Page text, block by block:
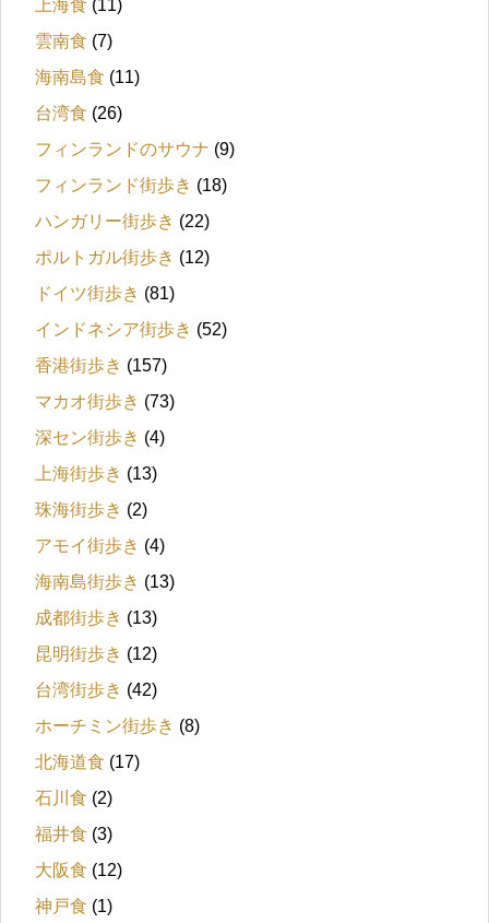
上海食 (11)
雲南食 (7)
海南島食 (11)
台湾食 (26)
フィンランドのサウナ (9)
フィンランド街歩き (18)
ハンガリー街歩き (22)
ポルトガル街歩き (12)
ドイツ街歩き (81)
インドネシア街歩き (52)
香港街歩き (157)
マカオ街歩き (73)
深セン街歩き (4)
上海街歩き (13)
珠海街歩き (2)
アモイ街歩き (4)
海南島街歩き (13)
成都街歩き (13)
昆明街歩き (12)
台湾街歩き (42)
ホーチミン街歩き (8)
北海道食 (17)
石川食 (2)
福井食 (3)
大阪食 (12)
神戸食 (1)